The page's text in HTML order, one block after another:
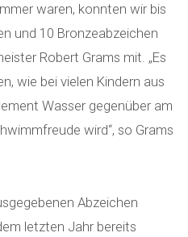
waren, konnten wir bis
und 10 Bronzeabzeichen
Robert Grams mit. „Es
wie bei vielen Kindern aus
Wasser gegenüber am
wird“, so Grams
Abzeichen
letzten Jahr bereits